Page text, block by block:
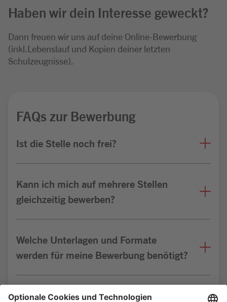
Haben wir dein Interesse geweckt?
Dann freuen wir uns auf deine Online-Bewerbung
(inkl.Lebenslauf und Kopien deiner letzten
Schulzeugnisse).
FAQs zur Bewerbung
Ist die Stelle noch frei?
Kann ich mich auf mehrere Stellen
gleichzeitig bewerben?
Welche Unterlagen und Formate
werden für meine Bewerbung benötigt?
Bin ich für die Stelle geeignet?